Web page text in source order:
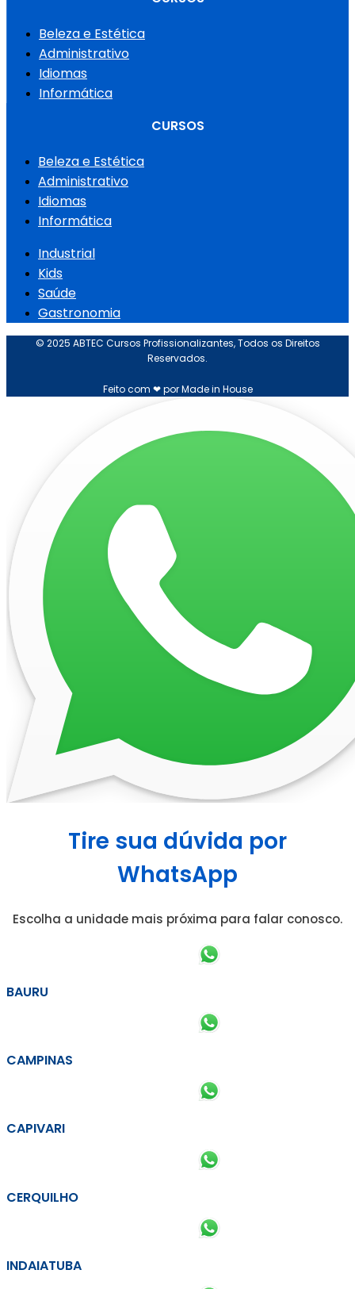
Beleza e Estética
Administrativo
Idiomas
Informática
CURSOS
Beleza e Estética
Administrativo
Idiomas
Informática
Industrial
Kids
Saúde
Gastronomia
© 2025 ABTEC Cursos Profissionalizantes, Todos os Direitos
Reservados.
Feito com ❤ por Made in House
Tire sua dúvida por
WhatsApp
Escolha a unidade mais próxima para falar conosco.
BAURU
CAMPINAS
CAPIVARI
CERQUILHO
INDAIATUBA